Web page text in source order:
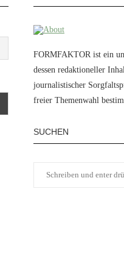
FORMFAKTOR ist ein
dessen redaktioneller
journalistischer
freier Themenwahl
SUCHEN